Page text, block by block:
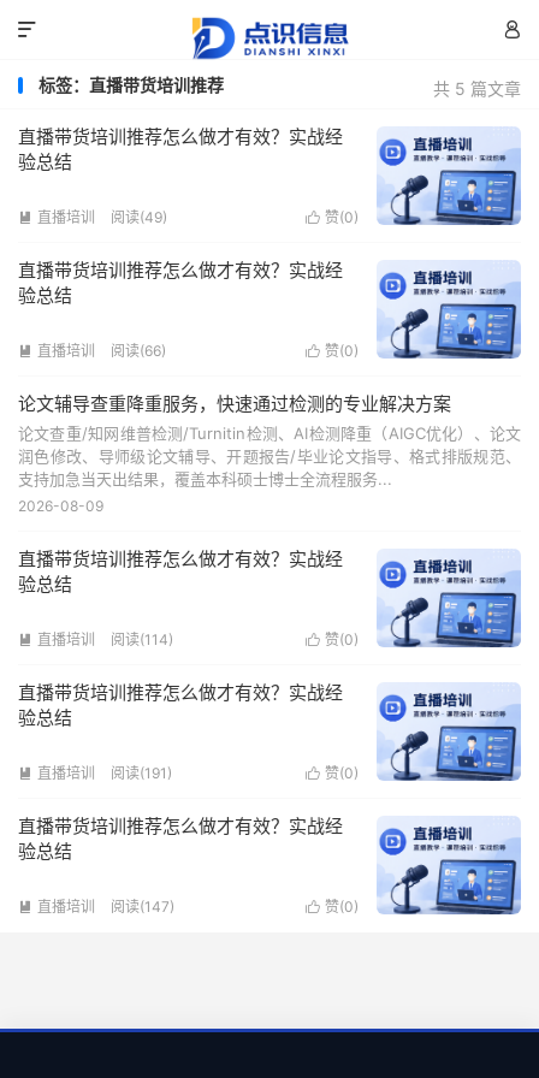


共 5 篇文章
标签：直播带货培训推荐
直播带货培训推荐怎么做才有效？实战经
验总结
 赞(0)
 直播培训 阅读(49)
直播带货培训推荐怎么做才有效？实战经
验总结
 赞(0)
 直播培训 阅读(66)
论文辅导查重降重服务，快速通过检测的专业解决方案
论文查重/知网维普检测/Turnitin检测、AI检测降重（AIGC优化）、论文
润色修改、导师级论文辅导、开题报告/毕业论文指导、格式排版规范、
支持加急当天出结果，覆盖本科硕士博士全流程服务...
2026-08-09
直播带货培训推荐怎么做才有效？实战经
验总结
 赞(0)
 直播培训 阅读(114)
直播带货培训推荐怎么做才有效？实战经
验总结
 赞(0)
 直播培训 阅读(191)
直播带货培训推荐怎么做才有效？实战经
验总结
 赞(0)
 直播培训 阅读(147)